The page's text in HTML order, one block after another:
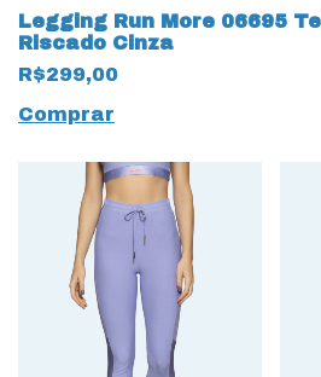
Legging Run More 06695
Riscado Cinza
R$299,00
Comprar